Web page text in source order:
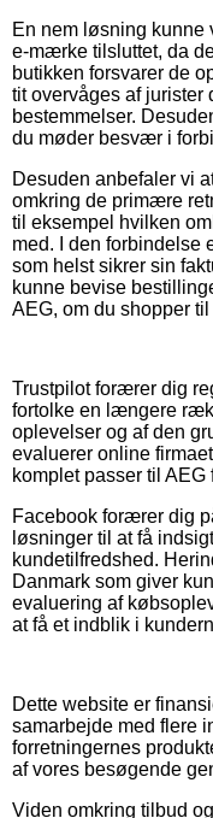
En nem løsning
e-mærke tilsluttet, da
butikken forsvarer de
tit overvåges af
bestemmelser.
du møder besvær i
Desuden anbefaler vi
omkring de primære
til eksempel hvilken
med. I den forbindelse
som helst sikrer sin
kunne bevise
AEG, om du shopper
Trustpilot forærer dig
fortolke en længere
oplevelser og af den
evaluerer online
komplet passer til AEG
Facebook forærer dig
løsninger til at få
kundetilfredshed.
Danmark som giver
evaluering af
at få et indblik i
Dette website er
samarbejde med flere
forretningernes
af vores besøgende
Viden omkring tilbud